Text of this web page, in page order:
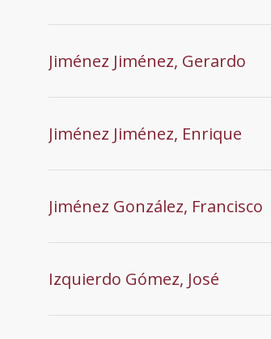
Jiménez Jiménez, Gerardo
Jiménez Jiménez, Enrique
Jiménez González, Francisco
Izquierdo Gómez, José